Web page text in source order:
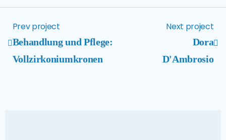
Prev project
Behandlung und Pflege:
Vollzirkoniumkronen
Next project
Dora
D'Ambrosio